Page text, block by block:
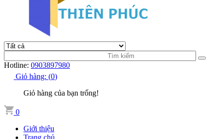
Hotline: 0903897980
Giỏ hàng: (0)
Giỏ hàng của bạn trống!
0
Giới thiệu
Trang chủ